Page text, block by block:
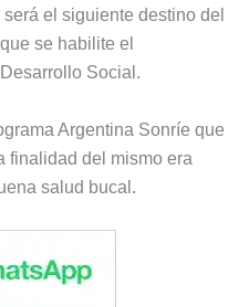
el siguiente destino del
se habilite el
Social.
Argentina Sonríe que
finalidad del mismo era
salud bucal.